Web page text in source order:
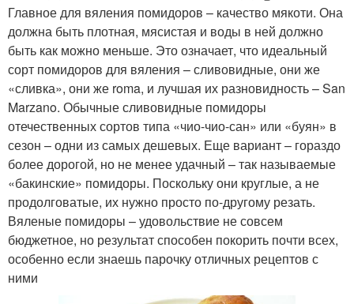
Главное для вяления помидоров – качество мякоти. Она
должна быть плотная, мясистая и воды в ней должно
быть как можно меньше. Это означает, что идеальный
сорт помидоров для вяления – сливовидные, они же
«сливка», они же roma, и лучшая их разновидность – San
Marzano. Обычные сливовидные помидоры
отечественных сортов типа «чио-чио-сан» или «буян» в
сезон – одни из самых дешевых. Еще вариант – гораздо
более дорогой, но не менее удачный – так называемые
«бакинские» помидоры. Поскольку они круглые, а не
продолговатые, их нужно просто по-другому резать.
Вяленые помидоры – удовольствие не совсем
бюджетное, но результат способен покорить почти всех,
особенно если знаешь парочку отличных рецептов с
ними